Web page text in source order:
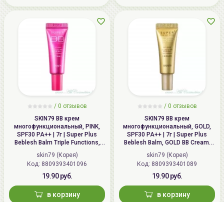
/ 0 отзывов
SKIN79 ВВ крем
многофункциональный, PINK,
SPF30 PA++ | 7г | Super Plus
Beblesh Balm Triple Functions,
PINK BB Cream, SPF30 PA++
skin79 (Корея)
Код: 8809393401096
19.90 руб.
в корзину
/ 0 отзывов
SKIN79 ВВ крем
многофункциональный, GOLD,
SPF30 PA++ | 7г | Super Plus
Beblesh Balm, GOLD BB Cream,
SPF30 PA++
skin79 (Корея)
Код: 8809393401089
19.90 руб.
в корзину